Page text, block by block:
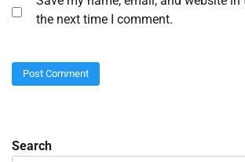
the next time I comment.
Search